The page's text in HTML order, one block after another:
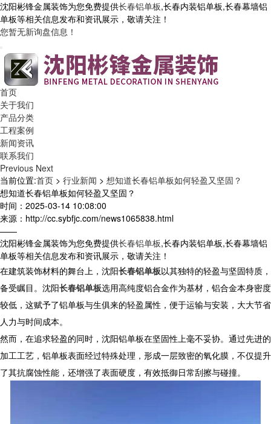
沈阳彬锋金属装饰为您免费提供长春铝单板,长春内装铝单板,长春幕墙铝
单板等相关信息发布和资讯展示，敬请关注！
您暂无新询盘信息！
首页
关于我们
产品分类
工程案例
新闻资讯
联系我们
Previous Next
当前位置:首页 > 行业新闻 > 想知道长春铝单板如何轻盈又坚固？
想知道长春铝单板如何轻盈又坚固？
时间：2025-03-14 10:08:00
来源：http://cc.sybfjc.com/news1065838.html
——
沈阳彬锋金属装饰为您免费提供长春铝单板,长春内装铝单板,长春幕墙铝
单板等相关信息发布和资讯展示，敬请关注！
在建筑装饰材料的舞台上，沈阳长春铝单板以其独特的轻盈与坚固特质，
备受瞩目。沈阳长春铝单板选用高纯度铝合金作为基材，铝合金本身密度
较低，这赋予了铝单板与生俱来的轻盈属性，便于运输与安装，大大节省
人力与时间成本。​
然而，在追求轻盈的同时，沈阳铝单板在坚固性上毫不妥协。通过先进的
加工工艺，铝单板表面经过特殊处理，形成一层致密的氧化膜，不仅提升
了其抗腐蚀性能，还增强了表面硬度，有效抵御日常刮擦与碰撞。